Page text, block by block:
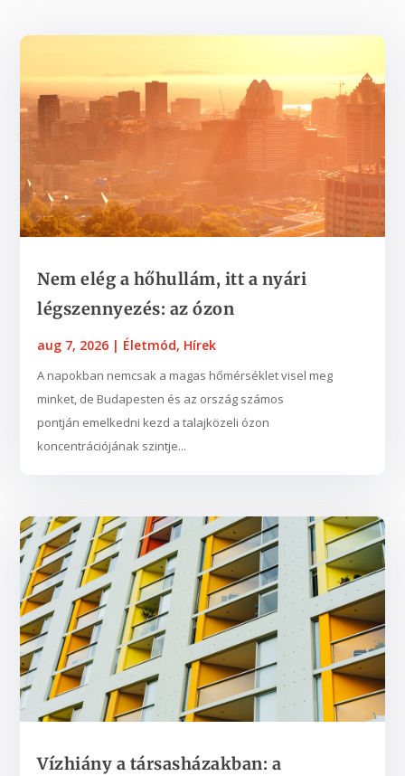
Nem elég a hőhullám, itt a nyári
légszennyezés: az ózon
aug 7, 2026 | Életmód, Hírek
A napokban nemcsak a magas hőmérséklet visel meg
minket, de Budapesten és az ország számos
pontján emelkedni kezd a talajközeli ózon
koncentrációjának szintje...
Vízhiány a társasházakban: a